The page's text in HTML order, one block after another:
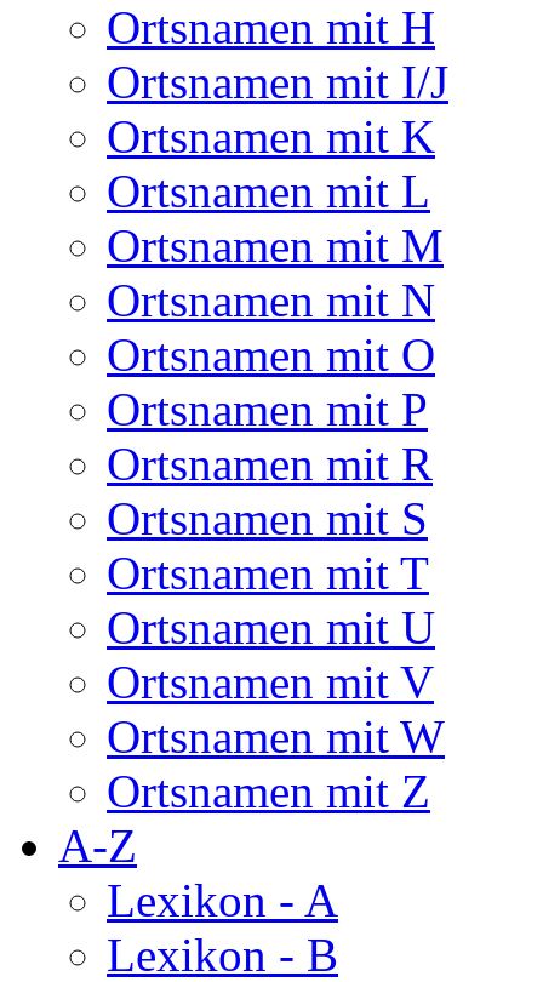
Ortsnamen mit H
Ortsnamen mit I/J
Ortsnamen mit K
Ortsnamen mit L
Ortsnamen mit M
Ortsnamen mit N
Ortsnamen mit O
Ortsnamen mit P
Ortsnamen mit R
Ortsnamen mit S
Ortsnamen mit T
Ortsnamen mit U
Ortsnamen mit V
Ortsnamen mit W
Ortsnamen mit Z
A-Z
Lexikon - A
Lexikon - B